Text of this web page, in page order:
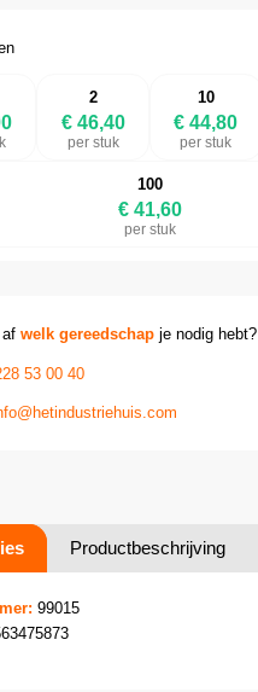
2
€ 46,40
per stuk
10
€ 44,80
per stuk
100
€ 41,60
per stuk
afwelk gereedschap je nodig hebt?
53 00 40
Productbeschrijving
99015